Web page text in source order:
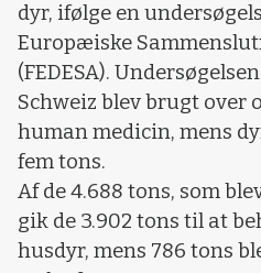
dyr, ifølge en
Europæiske
(FEDESA).
Schweiz blev brugt
human medicin, mens
fem tons.
Af de 4.688 tons, som
gik de 3.902 tons til at
husdyr, mens 786 tons